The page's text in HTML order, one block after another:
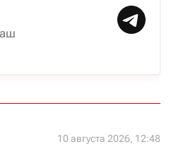
10 августа 2026, 12:48